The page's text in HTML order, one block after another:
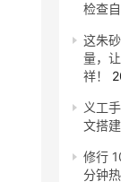
检查
这朱
量，
祥！
义工
文搭
修行
分钟热